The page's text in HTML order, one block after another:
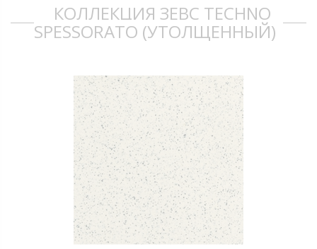
КОЛЛЕКЦИЯ ЗЕВС TECHNO
SPESSORATO (УТОЛЩЕННЫЙ)